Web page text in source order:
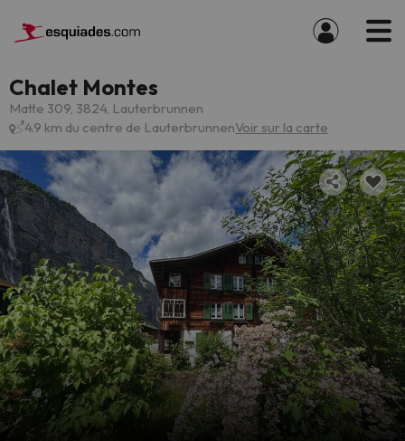
Chalet Montes
Matte 309, 3824, Lauterbrunnen
4.9 km du centre de LauterbrunnenVoir sur la carte